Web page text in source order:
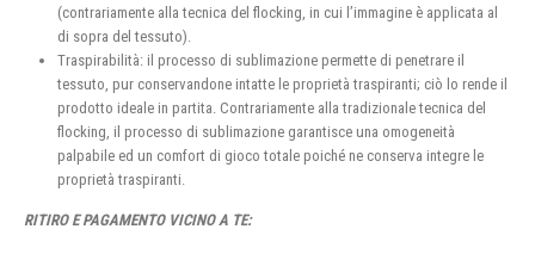
(contrariamente alla tecnica del flocking, in cui l’immagine è applicata al
di sopra del tessuto).
Traspirabilità: il processo di sublimazione permette di penetrare il
tessuto, pur conservandone intatte le proprietà traspiranti; ciò lo rende il
prodotto ideale in partita. Contrariamente alla tradizionale tecnica del
flocking, il processo di sublimazione garantisce una omogeneità
palpabile ed un comfort di gioco totale poiché ne conserva integre le
proprietà traspiranti.
RITIRO E PAGAMENTO VICINO A TE: